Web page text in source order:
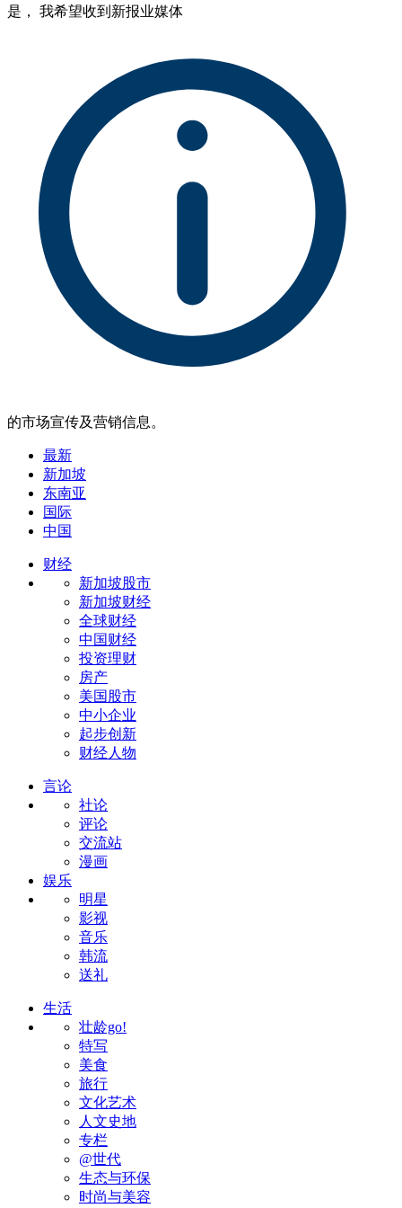
是， 我希望收到新报业媒体
的市场宣传及营销信息。
最新
新加坡
东南亚
国际
中国
财经
新加坡股市
新加坡财经
全球财经
中国财经
投资理财
房产
美国股市
中小企业
起步创新
财经人物
言论
社论
评论
交流站
漫画
娱乐
明星
影视
音乐
韩流
送礼
生活
壮龄go!
特写
美食
旅行
文化艺术
人文史地
专栏
@世代
生态与环保
时尚与美容